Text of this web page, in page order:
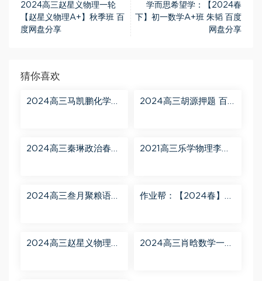
2024高三赵星义物理一轮
【赵星义物理A+】秋季班 百
度网盘分享
学而思希望学：【2024春
下】初一数学A+班 朱韬 百度
网盘分享
猜你喜欢
2024高三马凯鹏化学一
2024高三胡源押题 百
2024高三秦琳政治春季
2021高三乐学物理李玮
2024高三叁月聚粮语文
作业帮：【2024春】高
2024高三赵星义物理二
2024高三肖晗数学一轮